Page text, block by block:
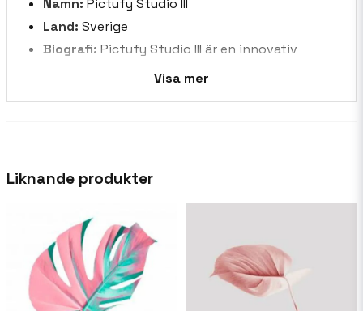
Namn: Pictufy Studio III
Land: Sverige
Biografi: Pictufy Studio III är en innovativ
minimalistisk elegans och levande uttryck. Mitt
arbete förenar monokrom förfining med stänk
kustlandskap, varje verk återspeglar en resa
genom texturer och former. Med en blandning
av modern estetik och klassiska motiv, min
konst tilltalar dem som söker inspiration i det
vanliga. Upphöj ditt utrymme med en touch av
Pictufys unika vision, där varje konstverk
inbjuder dig att utforska skönhet i det
Visa mer
Liknande produkter